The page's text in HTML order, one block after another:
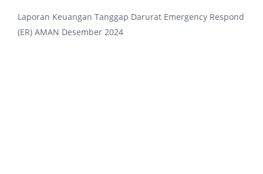
Laporan Keuangan Tanggap Darurat Emergency Respond
(ER) AMAN Desember 2024